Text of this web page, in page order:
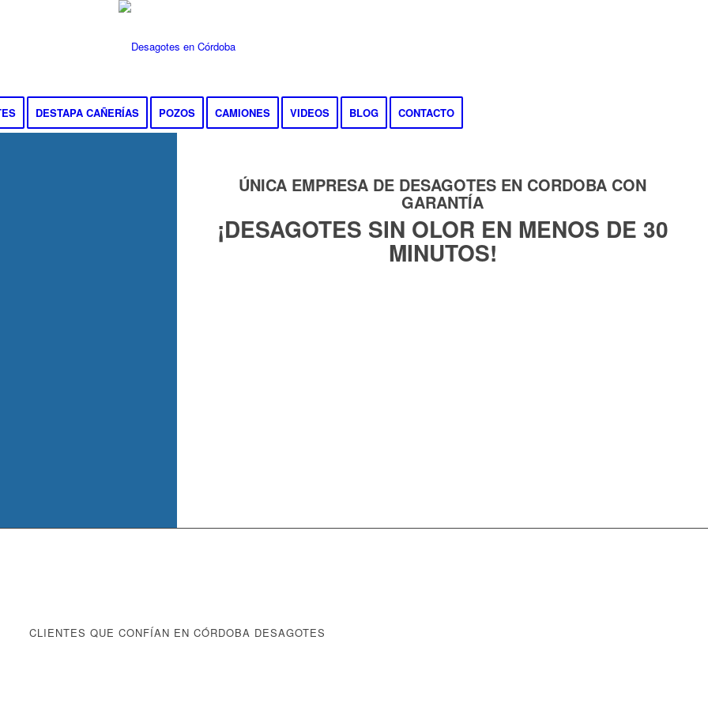
DESTAPA CAÑERÍAS POZOS CAMIONES VIDEOS BLOG CONTACTO
ÚNICA EMPRESA DE DESAGOTES EN CORDOBA CON
GARANTÍA
¡DESAGOTES SIN OLOR EN MENOS DE 30
MINUTOS!
CLIENTES QUE CONFÍAN EN CÓRDOBA DESAGOTES